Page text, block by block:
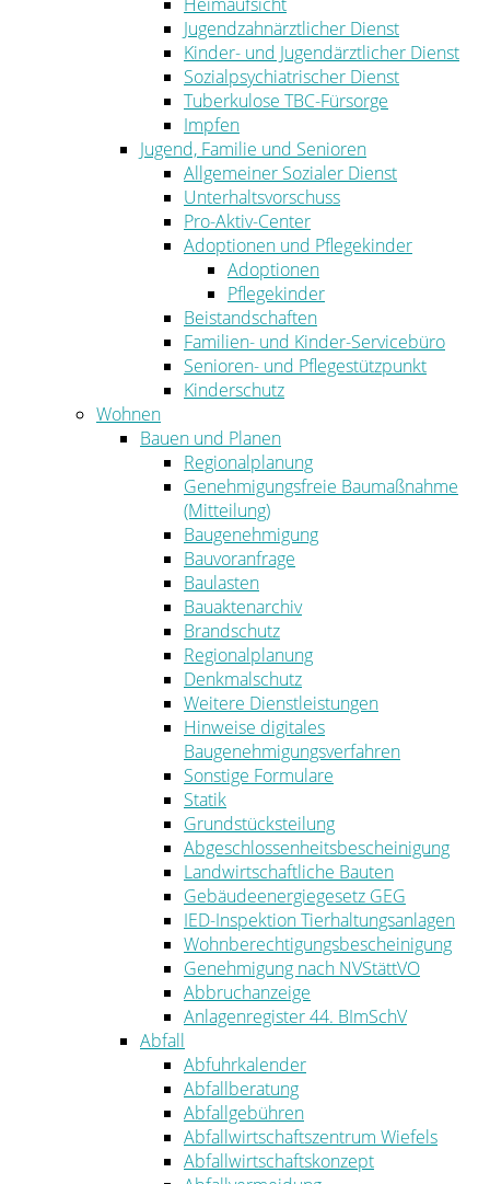
Jugendzahnärztlicher Dienst
Kinder- und Jugendärztlicher Dienst
Sozialpsychiatrischer Dienst
Tuberkulose TBC-Fürsorge
Impfen
Jugend, Familie und Senioren
Allgemeiner Sozialer Dienst
Unterhaltsvorschuss
Pro-Aktiv-Center
Adoptionen und Pflegekinder
Adoptionen
Pflegekinder
Beistandschaften
Familien- und Kinder-Servicebüro
Senioren- und Pflegestützpunkt
Kinderschutz
Wohnen
Bauen und Planen
Regionalplanung
Genehmigungsfreie Baumaßnahme
(Mitteilung)
Baugenehmigung
Bauvoranfrage
Baulasten
Bauaktenarchiv
Brandschutz
Regionalplanung
Denkmalschutz
Weitere Dienstleistungen
Hinweise digitales
Baugenehmigungsverfahren
Sonstige Formulare
Statik
Grundstücksteilung
Abgeschlossenheitsbescheinigung
Landwirtschaftliche Bauten
Gebäudeenergiegesetz GEG
IED-Inspektion Tierhaltungsanlagen
Wohnberechtigungsbescheinigung
Genehmigung nach NVStättVO
Abbruchanzeige
Anlagenregister 44. BImSchV
Abfall
Abfuhrkalender
Abfallberatung
Abfallgebühren
Abfallwirtschaftszentrum Wiefels
Abfallwirtschaftskonzept